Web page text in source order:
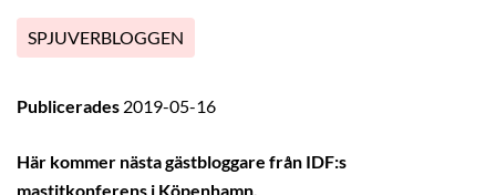
SPJUVERBLOGGEN
Publicerades 2019-05-16
Här kommer nästa gästbloggare från IDF:s
mastitkonferens i Köpenhamn.